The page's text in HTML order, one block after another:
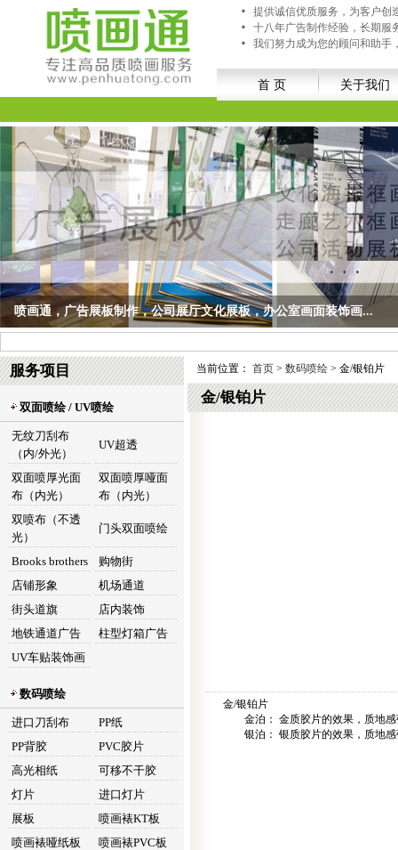
提供诚信优质服务，为客户创
十八年广告制作经验，长期服
我们努力成为您的顾问和助手
首 页 关于我们
喷画通，广告展板制作，公司展厅文化展板，办公室画面装饰画...
服务项目
双面喷绘 / UV喷绘
无纹刀刮布
（内/外光）
UV超透
双面喷厚光面
布（内光）
双面喷厚哑面
布（内光）
双喷布（不透
光）
门头双面喷绘
Brooks brothers
购物街
店铺形象
机场通道
街头道旗
店内装饰
地铁通道广告
柱型灯箱广告
UV车贴装饰画
数码喷绘
进口刀刮布
PP纸
PP背胶
PVC胶片
高光相纸
可移不干胶
灯片
进口灯片
展板
喷画裱KT板
喷画裱哑纸板
喷画裱PVC板
当前位置： 首页 > 数码喷绘> 金/银铂片
金/银铂片
金/银铂片
金泊： 金质胶片的效果，质地感
银泊： 银质胶片的效果，质地感